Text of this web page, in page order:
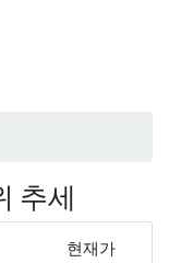
추세
현재가